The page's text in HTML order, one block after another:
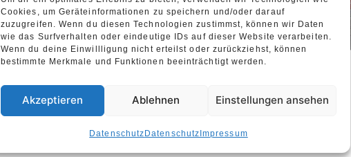
Cookies, um Geräteinformationen zu speichern und/oder darauf
zuzugreifen. Wenn du diesen Technologien zustimmst, können wir Daten
wie das Surfverhalten oder eindeutige IDs auf dieser Website verarbeiten.
Wenn du deine Einwillligung nicht erteilst oder zurückziehst, können
bestimmte Merkmale und Funktionen beeinträchtigt werden.
Akzeptieren Ablehnen Einstellungen ansehen
DatenschutzDatenschutzImpressum